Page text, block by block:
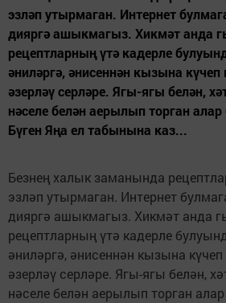
эзләп утырмаган. Интернет
дияргә ашыкмагыз. Хикмәт анда
рецептларның үтә кадерле
әниләргә, әнисеннән кызына
әзерләү серләре. Ягы-ягы белән,
нәселе белән аерылып торган алар
Бүген Яңа ел табынына каз...
Безнең халык заманында
эзләп утырмаган. Интернет
дияргә ашыкмагыз. Хикмәт анда
рецептларның үтә кадерле
әниләргә, әнисеннән кызына
әзерләү серләре. Ягы-ягы белән,
нәселе белән аерылып торган